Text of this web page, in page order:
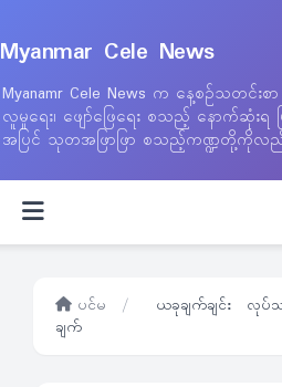
Myanmar Cele News
Myanamr Cele News က နေ့စဉ်သတင်းစာ
လူမှုရေး၊ ဖျော်ဖြေရေး စသည့် နောက်ဆုံးရ
အပြင် သုတအဖြာဖြာ စသည့်ကဏ္ဍတို့ကိုလည်း
ပင်မ /
ယခုချက်ချင်း လု
ချက်